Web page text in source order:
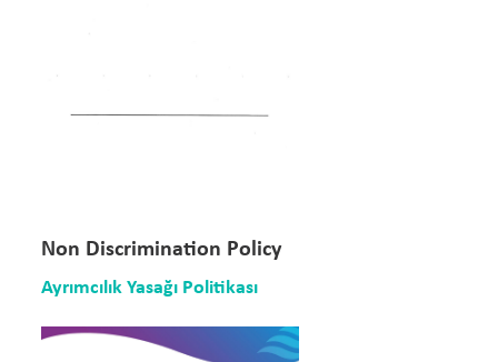
Non Discrimination Policy
Ayrımcılık Yasağı Politikası